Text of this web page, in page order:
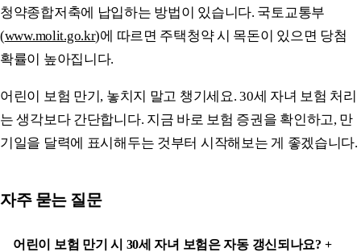
청약종합저축에 납입하는 방법이 있습니다. 국토교통부
(www.molit.go.kr)에 따르면 주택청약 시 목돈이 있으면 당첨
확률이 높아집니다.
어린이 보험 만기, 놓치지 말고 챙기세요. 30세 자녀 보험 처리
는 생각보다 간단합니다. 지금 바로 보험 증권을 확인하고, 만
기일을 달력에 표시해두는 것부터 시작해보는 게 좋겠습니다.
자주 묻는 질문
어린이 보험 만기 시 30세 자녀 보험은 자동 갱신되나요?